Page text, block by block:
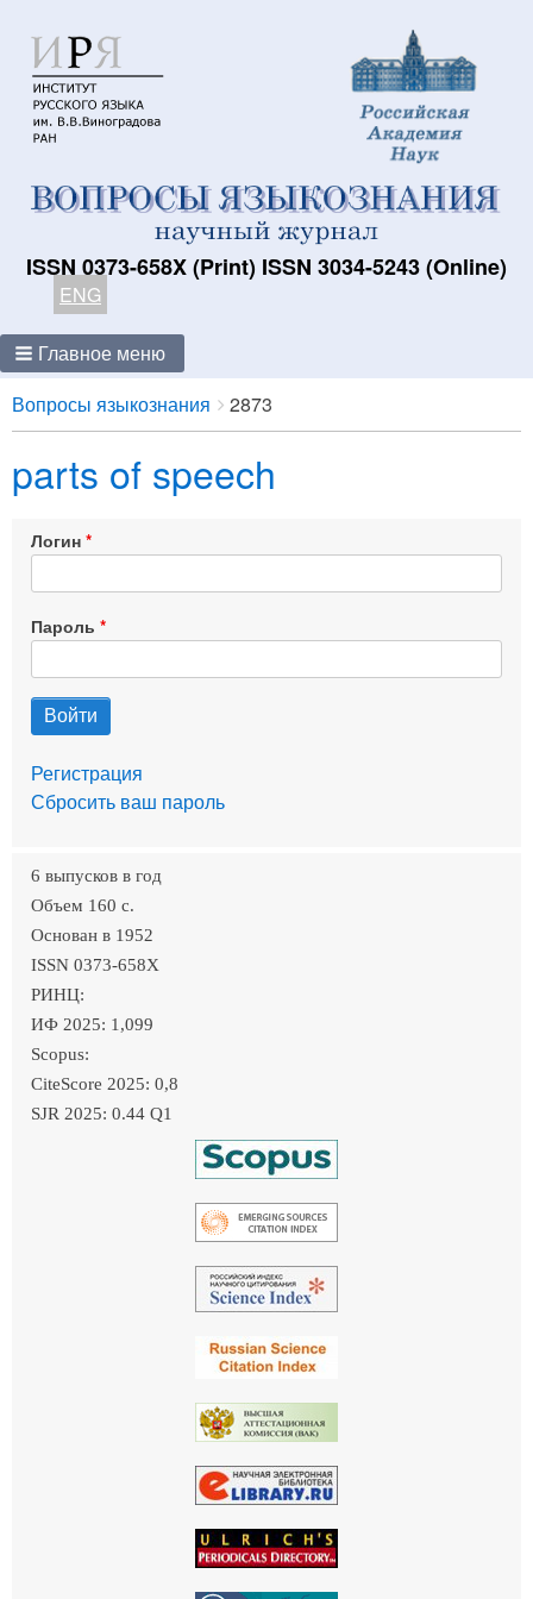
ISSN 0373-658X (Print) ISSN 3034-5243 (Online)
ENG
Главное меню
Breadcrumbs
You
are
Вопросы языкознания 2873
parts of speech
Логин
Пароль
Регистрация
Сбросить ваш пароль
6 выпусков в год
Объем 160 c.
Основан в 1952
ISSN 0373-658X
РИНЦ:
ИФ 2025: 1,099
Scopus:
CiteScore 2025: 0,8
SJR 2025: 0.44 Q1